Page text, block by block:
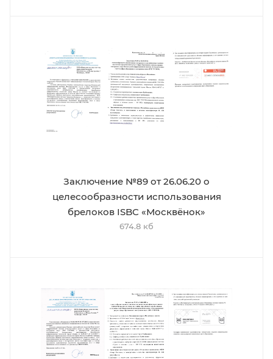
Заключение №89 от 26.06.20 о
целесообразности использования
брелоков ISBC «Москвёнок»
674.8 кб